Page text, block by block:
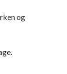
og